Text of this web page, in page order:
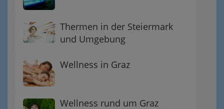
Thermen in der Steiermark
und Umgebung
Wellness in Graz
Wellness rund um Graz